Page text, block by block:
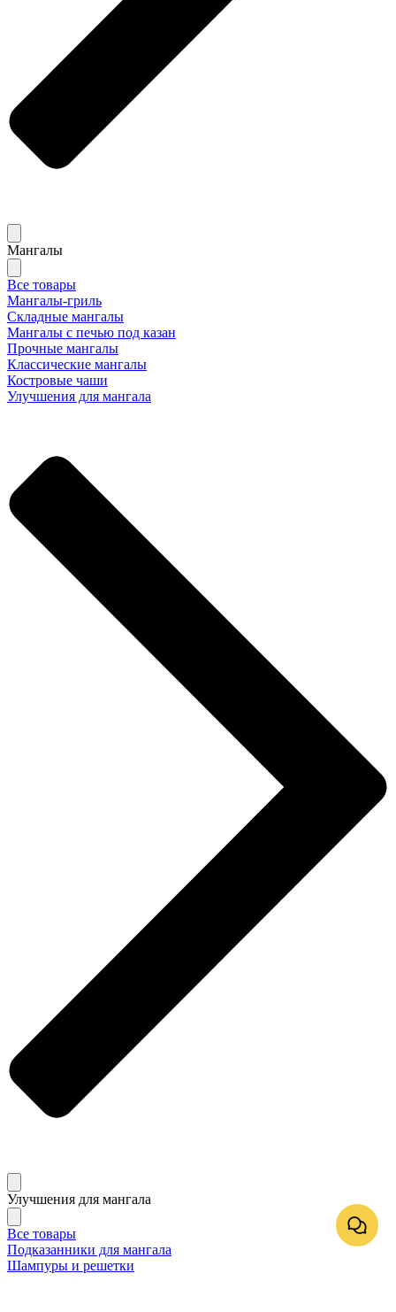
Мангалы
Все товары
Мангалы-гриль
Складные мангалы
Мангалы с печью под казан
Прочные мангалы
Классические мангалы
Костровые чаши
Улучшения для мангала
Улучшения для мангала
Все товары
Подказанники для мангала
Шампуры и решетки